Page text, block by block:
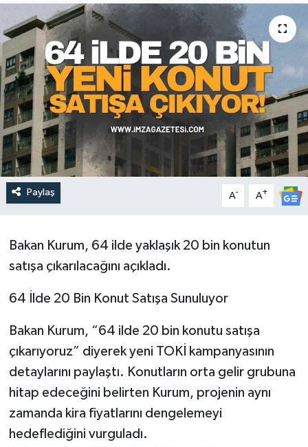
Paylaş A- A+
Bakan Kurum, 64 ilde yaklaşık 20 bin konutun
satışa çıkarılacağını açıkladı.
64 İlde 20 Bin Konut Satışa Sunuluyor
Bakan Kurum, “64 ilde 20 bin konutu satışa
çıkarıyoruz” diyerek yeni TOKİ kampanyasının
detaylarını paylaştı. Konutların orta gelir grubuna
hitap edeceğini belirten Kurum, projenin aynı
zamanda kira fiyatlarını dengelemeyi
hedeflediğini vurguladı.
GÖKÇEBEY
KARABÜK
KASTAMONU